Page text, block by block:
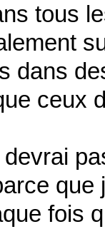
tous
dans
ceux
fois